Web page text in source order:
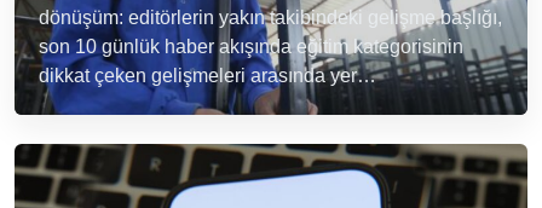
dönüşüm: editörlerin yakın takibindeki gelişme başlığı,
son 10 günlük haber akışında eğitim kategorisinin
dikkat çeken gelişmeleri arasında yer…